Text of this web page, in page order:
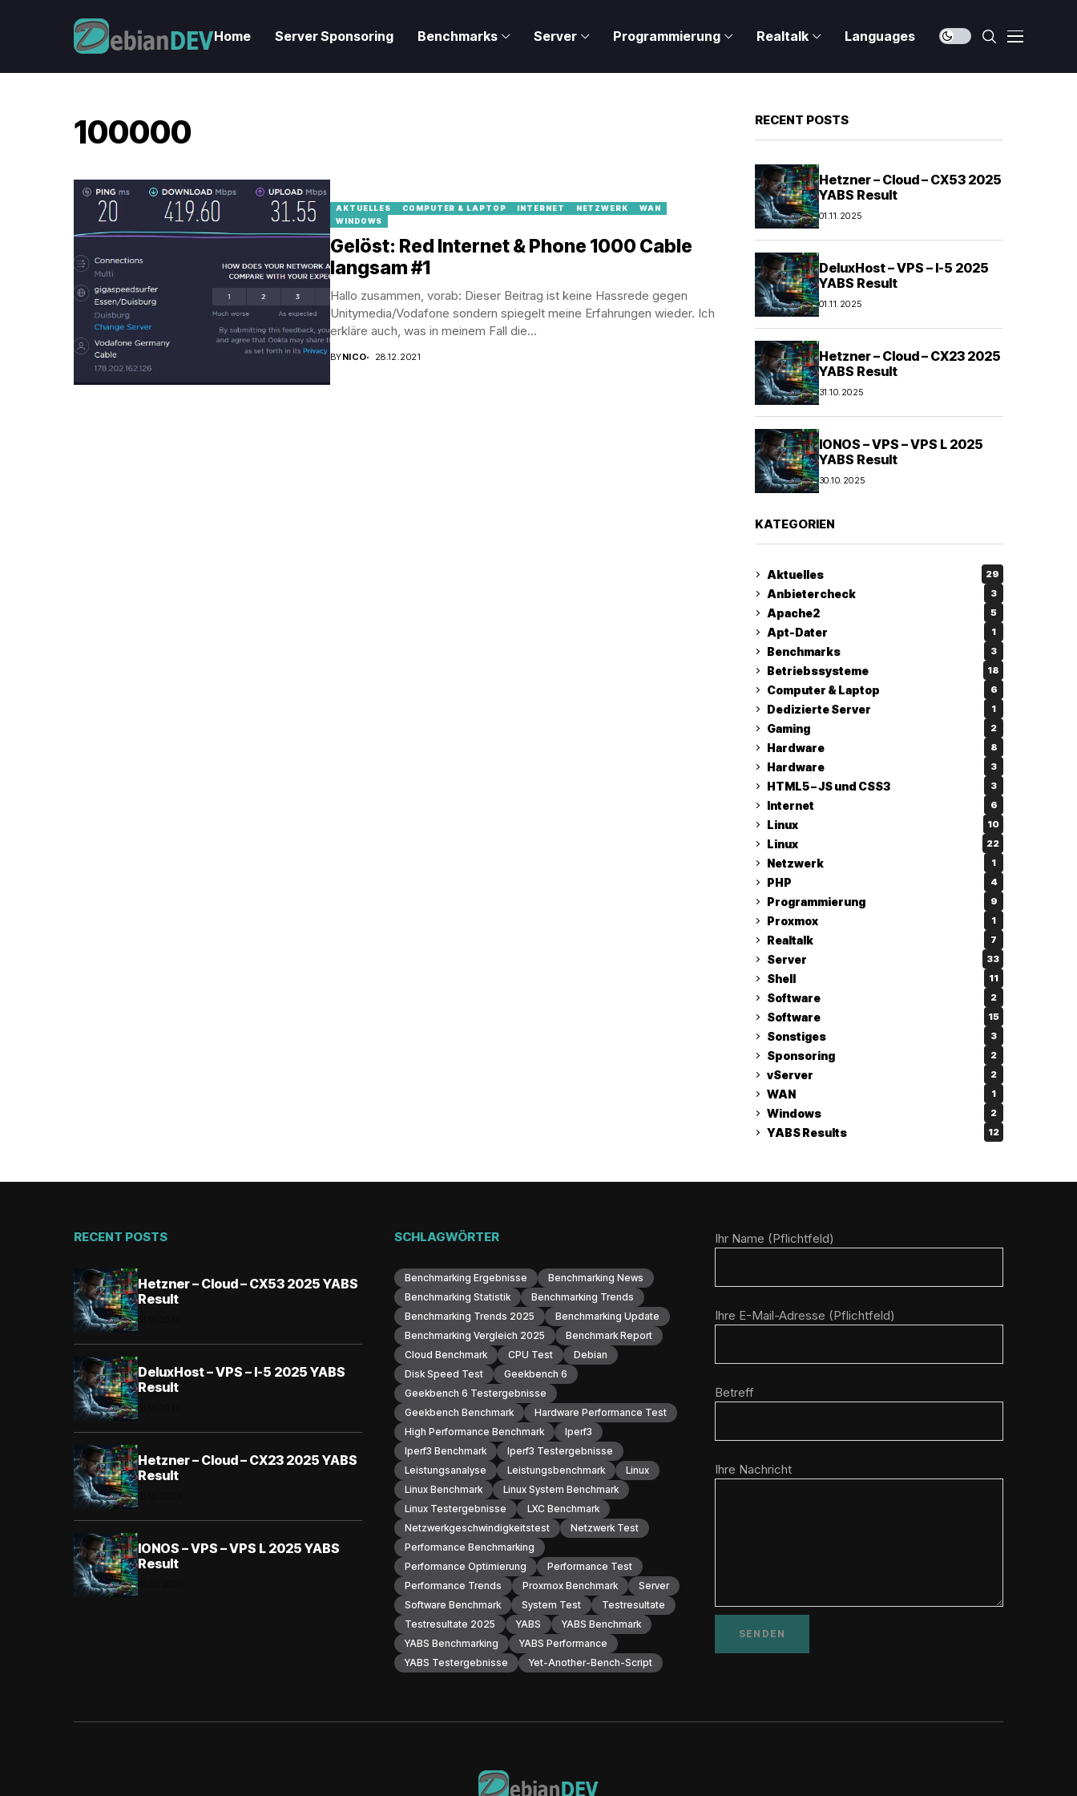
Home Server Sponsoring Benchmarks Server Programmierung Realtalk Languages
100000
AKTUELLES COMPUTER & LAPTOP INTERNET NETZWERK
WAN
WINDOWS
Gelöst: Red Internet & Phone 1000 Cable
langsam #1
Hallo zusammen, vorab: Dieser Beitrag ist keine Hassrede gegen
Unitymedia/Vodafone sondern spiegelt meine Erfahrungen wieder. Ich
erkläre auch, was in meinem Fall die...
BYNICO 28.12.2021
RECENT POSTS
Hetzner – Cloud – CX53 2025
YABS Result
01.11.2025
DeluxHost – VPS – I-5 2025
YABS Result
01.11.2025
Hetzner – Cloud – CX23 2025
YABS Result
31.10.2025
IONOS – VPS – VPS L 2025
YABS Result
30.10.2025
KATEGORIEN
Aktuelles 29
Anbietercheck 3
Apache2 5
Apt-Dater 1
Benchmarks 3
Betriebssysteme 18
Computer & Laptop 6
Dedizierte Server 1
Gaming 2
Hardware 8
Hardware 3
HTML5 – JS und CSS3 3
Internet 6
Linux 10
Linux 22
Netzwerk 1
PHP 4
Programmierung 9
Proxmox 1
Realtalk 7
Server 33
Shell 11
Software 2
Software 15
Sonstiges 3
Sponsoring 2
vServer 2
WAN 1
Windows 2
YABS Results 12
RECENT POSTS
Hetzner – Cloud – CX53 2025 YABS
Result
DeluxHost – VPS – I-5 2025 YABS
Result
Hetzner – Cloud – CX23 2025 YABS
Result
IONOS – VPS – VPS L 2025 YABS
Result
SCHLAGWÖRTER
Benchmarking Ergebnisse
Benchmarking News
Benchmarking Statistik
Benchmarking Trends
Benchmarking Trends 2025
Benchmarking Update
Benchmarking Vergleich 2025
Benchmark Report
Cloud Benchmark
CPU Test
Debian
Disk Speed Test
Geekbench 6
Geekbench 6 Testergebnisse
Geekbench Benchmark
Hardware Performance Test
High Performance Benchmark
Iperf3
Iperf3 Benchmark
Iperf3 Testergebnisse
Leistungsanalyse
Leistungsbenchmark
Linux
Linux Benchmark
Linux System Benchmark
Linux Testergebnisse
LXC Benchmark
Netzwerkgeschwindigkeitstest
Netzwerk Test
Performance Benchmarking
Performance Optimierung
Performance Test
Performance Trends
Proxmox Benchmark
Server
Software Benchmark
System Test
Testresultate
Testresultate 2025
YABS
YABS Benchmark
YABS Benchmarking
YABS Performance
YABS Testergebnisse
Yet-Another-Bench-Script
Ihr Name (Pflichtfeld)
Ihre E-Mail-Adresse (Pflichtfeld)
Betreff
Ihre Nachricht